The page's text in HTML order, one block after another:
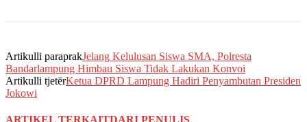
Artikulli paraprakJelang Kelulusan Siswa SMA, Polresta
Bandarlampung Himbau Siswa Tidak Lakukan Konvoi
Artikulli tjetërKetua DPRD Lampung Hadiri Penyambutan Presiden
Jokowi